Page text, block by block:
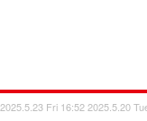
2025.5.23 Fri 16:52 2025.5.20